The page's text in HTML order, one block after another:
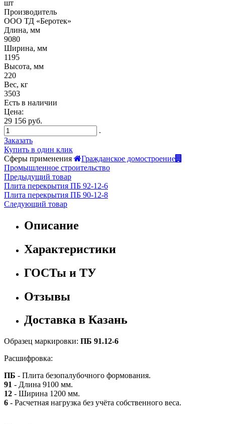
шт
Производитель
ООО ТД «Беротек»
Длина, мм
9080
Ширина, мм
1195
Высота, мм
220
Вес, кг
3503
Есть в наличии
Цена:
29 156 руб.
.
Заказать
Купить в один клик
Сферы применения
Гражданское домостроение
Промышленное строительство
Предыдущий товар
Плита перекрытия ПБ 92-12-6
Плита перекрытия ПБ 90-12-8
Следующий товар
Описание
Характеристики
ГОСТы и ТУ
Отзывы
Доставка в Казань
Образец маркировки: ПБ 91.12-6
Расшифровка:
ПБ - Плита безопалубочного формования.
91 - Длина 9100 мм.
12 - Ширина 1200 мм.
6 - Расчетная нагрузка без учёта собственного веса.